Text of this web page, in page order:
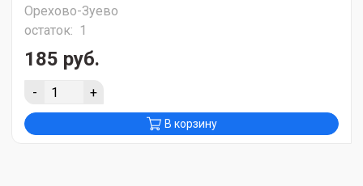
Орехово-Зуево
остаток: 1
185 руб.
- +
В корзину